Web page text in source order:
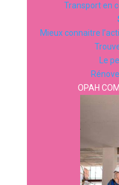
Transport en
Mieux connaitre
Le
OPAH